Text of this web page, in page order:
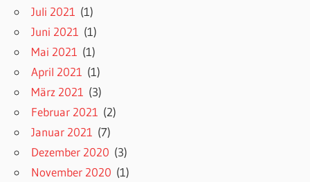
Juli 2021 (1)
Juni 2021 (1)
Mai 2021 (1)
April 2021 (1)
März 2021 (3)
Februar 2021 (2)
Januar 2021 (7)
Dezember 2020 (3)
November 2020 (1)